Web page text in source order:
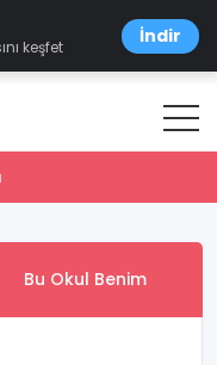
keşfet
İndir
Bu Okul Benim